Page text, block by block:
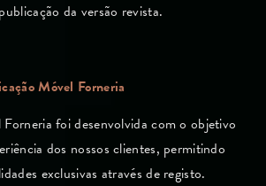
da versão revista.
Móvel Forneria
foi desenvolvida com o objetivo
dos nossos clientes, permitindo
exclusivas através de registo.